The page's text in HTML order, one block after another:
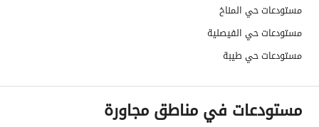
عرض الشارع
رقم المخطط
واجهة العقار
-
مستودعات حي المناخ
مستودعات حي الفيصلية
مستودعات حي طيبة
مستودعات في مناطق مجاورة